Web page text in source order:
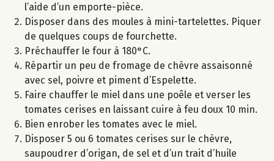
l’aide d’un emporte-pièce.
Disposer dans des moules à mini-tartelettes. Piquer
de quelques coups de fourchette.
Préchauffer le four à 180°C.
Répartir un peu de fromage de chèvre assaisonné
avec sel, poivre et piment d’Espelette.
Faire chauffer le miel dans une poêle et verser les
tomates cerises en laissant cuire à feu doux 10 min.
Bien enrober les tomates avec le miel.
Disposer 5 ou 6 tomates cerises sur le chèvre,
saupoudrer d’origan, de sel et d’un trait d’huile